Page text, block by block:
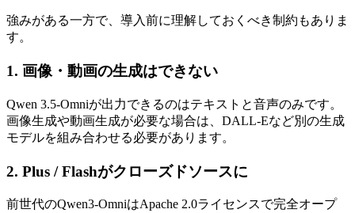
強みがある一方で、導入前に理解しておくべき制約もありま
す。
1. 画像・動画の生成はできない
Qwen 3.5-Omniが出力できるのはテキストと音声のみです。
画像生成や動画生成が必要な場合は、DALL-Eなど別の生成
モデルを組み合わせる必要があります。
2. Plus / Flashがクローズドソースに
前世代のQwen3-OmniはApache 2.0ライセンスで完全オープ